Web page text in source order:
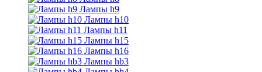
Лампы h9
Лампы h10
Лампы h11
Лампы h15
Лампы h16
Лампы hb3